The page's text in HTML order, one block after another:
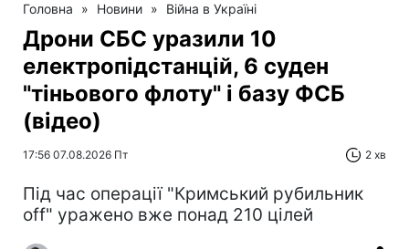
Головна » Новини » Війна в Україні
Дрони СБС уразили 10
електропідстанцій, 6 суден
"тіньового флоту" і базу ФСБ
(відео)
17:56 07.08.2026 Пт 2 хв
Під час операції "Кримський рубильник
off" уражено вже понад 210 цілей